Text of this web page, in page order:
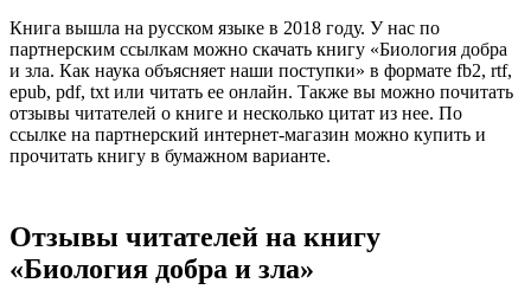
Книга вышла на русском языке в 2018 году. У нас по
партнерским ссылкам можно скачать книгу «Биология добра
и зла. Как наука объясняет наши поступки» в формате fb2, rtf,
epub, pdf, txt или читать ее онлайн. Также вы можно почитать
отзывы читателей о книге и несколько цитат из нее. По
ссылке на партнерский интернет-магазин можно купить и
прочитать книгу в бумажном варианте.
Отзывы читателей на книгу
«Биология добра и зла»